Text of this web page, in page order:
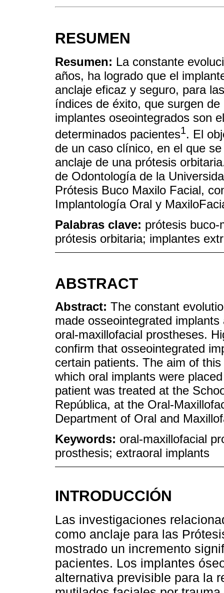
RESUMEN
Resumen: La constante
años, ha logrado que el
anclaje eficaz y seguro, para
índices de éxito, que surgen
implantes oseointegrados son
determinados pacientes1. El
de un caso clínico, en el que
anclaje de una prótesis
de Odontología de la
Prótesis Buco Maxilo Facial,
Implantología Oral y
Palabras clave: prótesis buco-
prótesis orbitaria; implantes
ABSTRACT
Abstract: The constant
made osseointegrated
oral-maxillofacial prostheses.
confirm that osseointegrated
certain patients. The aim of
which oral implants were
patient was treated at the
República, at the Oral-
Department of Oral and
Keywords: oral-maxillofacial
prosthesis; extraoral implants
INTRODUCCIÓN
Las investigaciones
como anclaje para las
mostrado un incremento
pacientes. Los implantes
alternativa previsible para la